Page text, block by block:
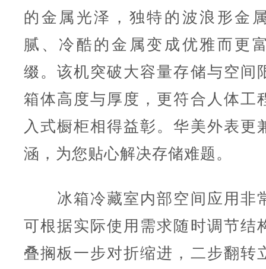
的金属光泽，独特的波浪形金
腻、冷酷的金属变成优雅而更
缀。该机突破大容量存储与空间
箱体高度与厚度，更符合人体工
入式橱柜相得益彰。华美外表更
涵，为您贴心解决存储难题。
冰箱冷藏室内部空间应用非
可根据实际使用需求随时调节结
叠搁板一步对折缩进，二步翻转